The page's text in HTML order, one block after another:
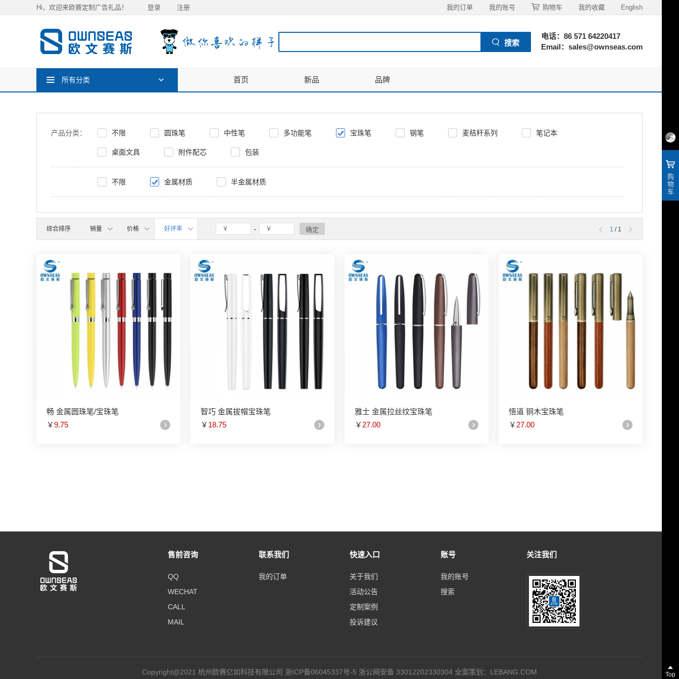
Hi，欢迎来欧赛定制广告礼品！ 登录 注册 English
我的收藏
购物车
我的账号
我的订单
电话：86 571 64220417
Email：sales@ownseas.com
所有分类 首页 新品 品牌
产品分类： 不限 圆珠笔 中性笔 多功能笔 宝珠笔 钢笔 麦秸秆系列 笔记本
桌面文具 附件配芯 包装
不限 金属材质 半金属材质
综合排序 销量 价格 好评率 1 / 1
畅 金属圆珠笔/宝珠笔
￥9.75
智巧 金属拔帽宝珠笔
￥ 18.75
雅士 金属拉丝纹宝珠笔
￥ 27.00
悟道 铜木宝珠笔
￥ 27.00
售前咨询
QQ
WECHAT
CALL
MAIL
联系我们
我的订单
快速入口
关于我们
活动公告
定制案例
投诉建议
账号
我的账号
搜索
关注我们
Copyright@2021 杭州欧赛亿如科技有限公司 浙ICP备06045337号-5 浙公网安备 33012202330304 全案策划： LEBANG.COM
购
物
车
Top